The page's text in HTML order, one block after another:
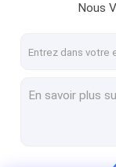
Réspirateur
Nous